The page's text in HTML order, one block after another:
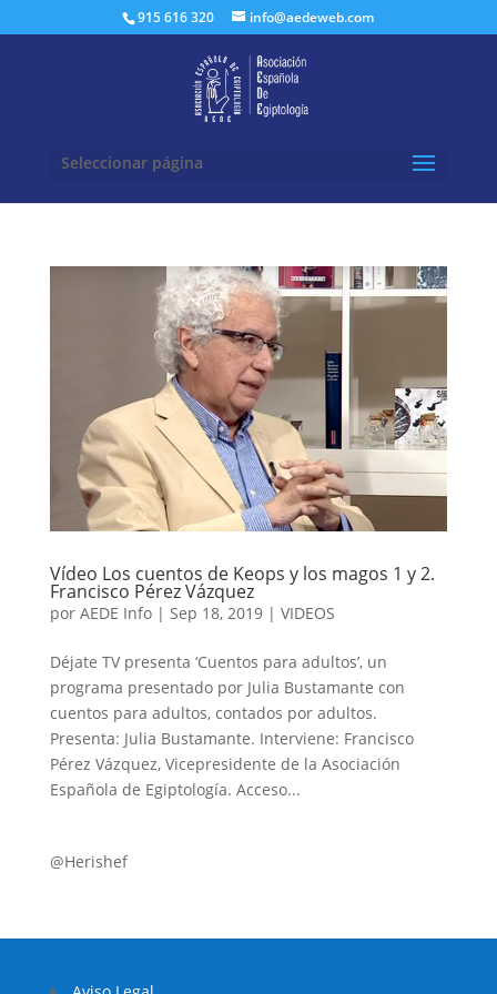
915 616 320 info@aedeweb.com
Seleccionar página
Vídeo Los cuentos de Keops y los magos 1 y 2.
Francisco Pérez Vázquez
por AEDE Info| Sep 18, 2019| VIDEOS
Déjate TV presenta ‘Cuentos para adultos’, un
programa presentado por Julia Bustamante con
cuentos para adultos, contados por adultos.
Presenta: Julia Bustamante. Interviene: Francisco
Pérez Vázquez, Vicepresidente de la Asociación
Española de Egiptología. Acceso...
@Herishef